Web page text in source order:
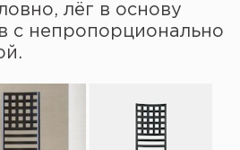
лёг в основу
с непропорционально